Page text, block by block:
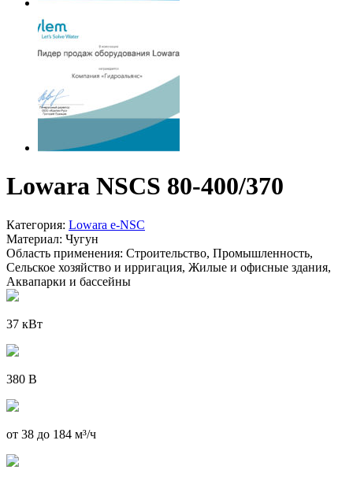
Lowara NSCS 80-400/370
Категория: Lowara e-NSC
Материал: Чугун
Область применения: Строительство, Промышленность,
Сельское хозяйство и ирригация, Жилые и офисные здания,
Аквапарки и бассейны
37 кВт
380 В
от 38 до 184 м³/ч